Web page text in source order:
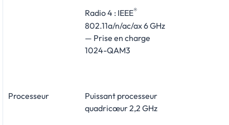
Radio 4 : IEEE®
802.11a/n/ac/ax 6 GHz
— Prise en charge
1024-QAM3
Processeur
Puissant processeur
quadricœur 2,2 GHz